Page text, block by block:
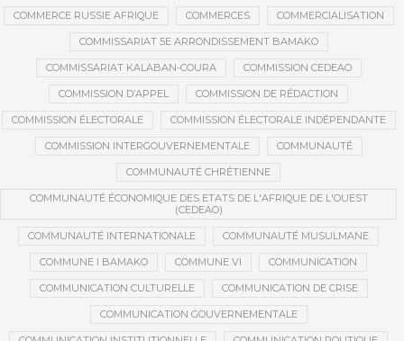
COMMERCE RUSSIE AFRIQUE COMMERCES COMMERCIALISATION
COMMISSARIAT 5E ARRONDISSEMENT BAMAKO
COMMISSARIAT KALABAN-COURA COMMISSION CEDEAO
COMMISSION D’APPEL COMMISSION DE RÉDACTION
COMMISSION ÉLECTORALE COMMISSION ÉLECTORALE INDÉPENDANTE
COMMISSION INTERGOUVERNEMENTALE COMMUNAUTÉ
COMMUNAUTÉ CHRÉTIENNE
COMMUNAUTÉ ÉCONOMIQUE DES ETATS DE L'AFRIQUE DE L'OUEST
(CEDEAO)
COMMUNAUTÉ INTERNATIONALE COMMUNAUTÉ MUSULMANE
COMMUNE I BAMAKO COMMUNE VI COMMUNICATION
COMMUNICATION CULTURELLE COMMUNICATION DE CRISE
COMMUNICATION GOUVERNEMENTALE